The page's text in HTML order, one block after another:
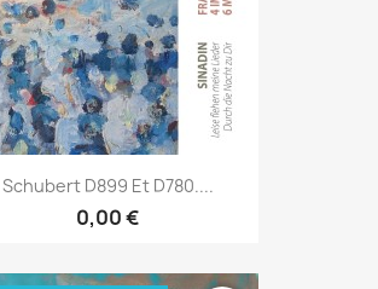
Schubert D899 Et D780....
0,00 €